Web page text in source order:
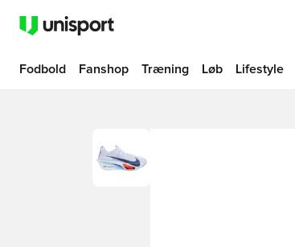
Fodbold Fanshop Træning Løb Lifestyle